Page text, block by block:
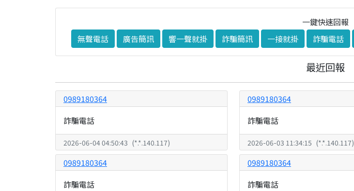
一鍵快速回報
無聲電話
廣告簡訊 響一聲就掛 詐騙簡訊 一接就掛 詐騙電話
最近回報
0989180364
詐騙電話
2026-06-04 04:50:43 (*.*.140.117)
0989180364
詐騙電話
2026-06-03 11:34:15 (*.*.140.117)
0989180364
詐騙電話
0989180364
詐騙電話